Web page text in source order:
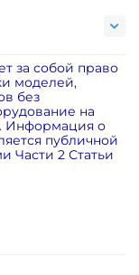
за собой право
моделей,
без
на
Информация о
публичной
Части 2 Статьи